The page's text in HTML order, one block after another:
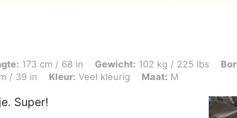
cm / 68 in, Gewicht: 102 kg / 225 lbs, Borstbeeld: 135 cm
173 cm / 68 in Gewicht: 102 kg / 225 lbs
/ 39 in Kleur: Veel kleurig Maat: M
Super!